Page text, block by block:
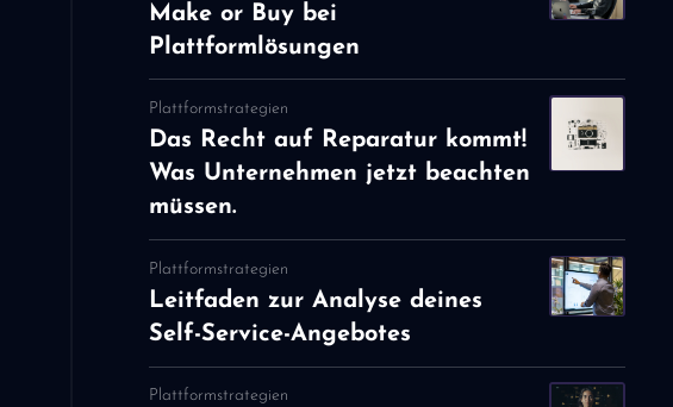
Make or Buy bei
Plattformlösungen
Plattformstrategien
Das Recht auf Reparatur kommt!
Was Unternehmen jetzt beachten
müssen.
Plattformstrategien
Leitfaden zur Analyse deines
Self-Service-Angebotes
Plattformstrategien